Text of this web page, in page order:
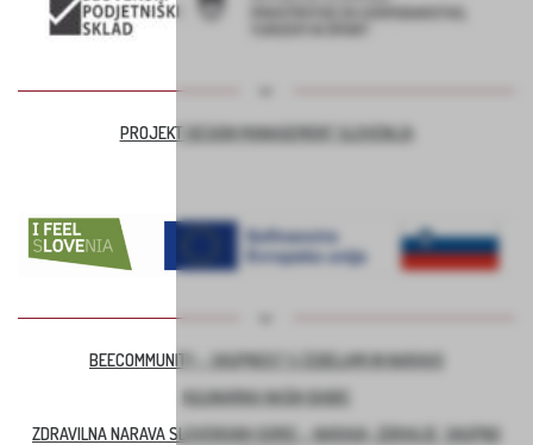
PROJEKT DESIGN MANAGEMENT SLOVENIJA
BEECOMMUNITY – SKUPNOST S ČEBELAMI IN NARAVO
KULINARIKA NAŠIH BABIC
ZDRAVILNA NARAVA SLOVENSKIH GORIC – NARAVA, ZDRAVJE, SKUPNO